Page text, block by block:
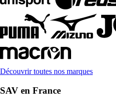
Découvrir toutes nos marques
SAV en France